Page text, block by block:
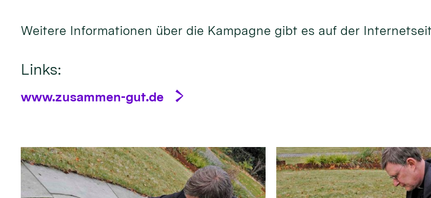
Weitere Informationen über die Kampagne gibt es auf der
Links:
www.zusammen-gut.de